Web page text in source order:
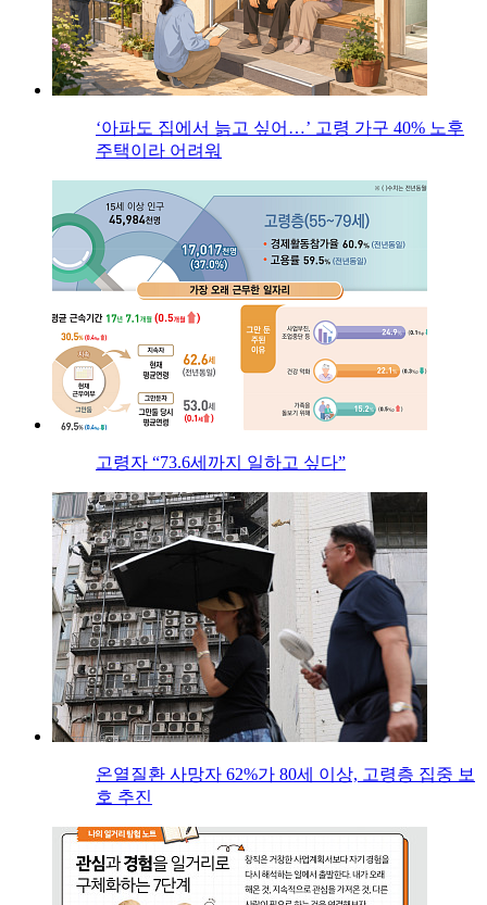
‘아파도 집에서 늙고 싶어…’ 고령 가구 40% 노후
주택이라 어려워
고령자 “73.6세까지 일하고 싶다”
온열질환 사망자 62%가 80세 이상, 고령층 집중 보
호 추진